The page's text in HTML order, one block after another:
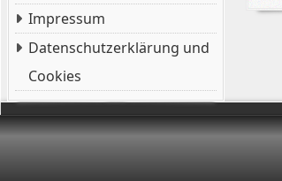
Impressum
Datenschutzerklärung und
Cookies